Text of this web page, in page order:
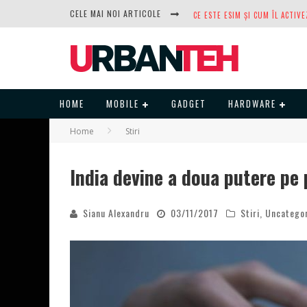
CELE MAI NOI ARTICOLE
DUPĂ ANI DE REFUZURI,
HOME MOBILE GADGET HARDWARE
Home Stiri
India devine a doua putere
Sianu Alexandru 03/11/2017 Stiri